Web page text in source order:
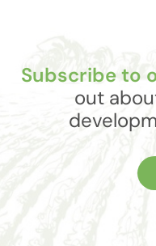
Subscribe to
out